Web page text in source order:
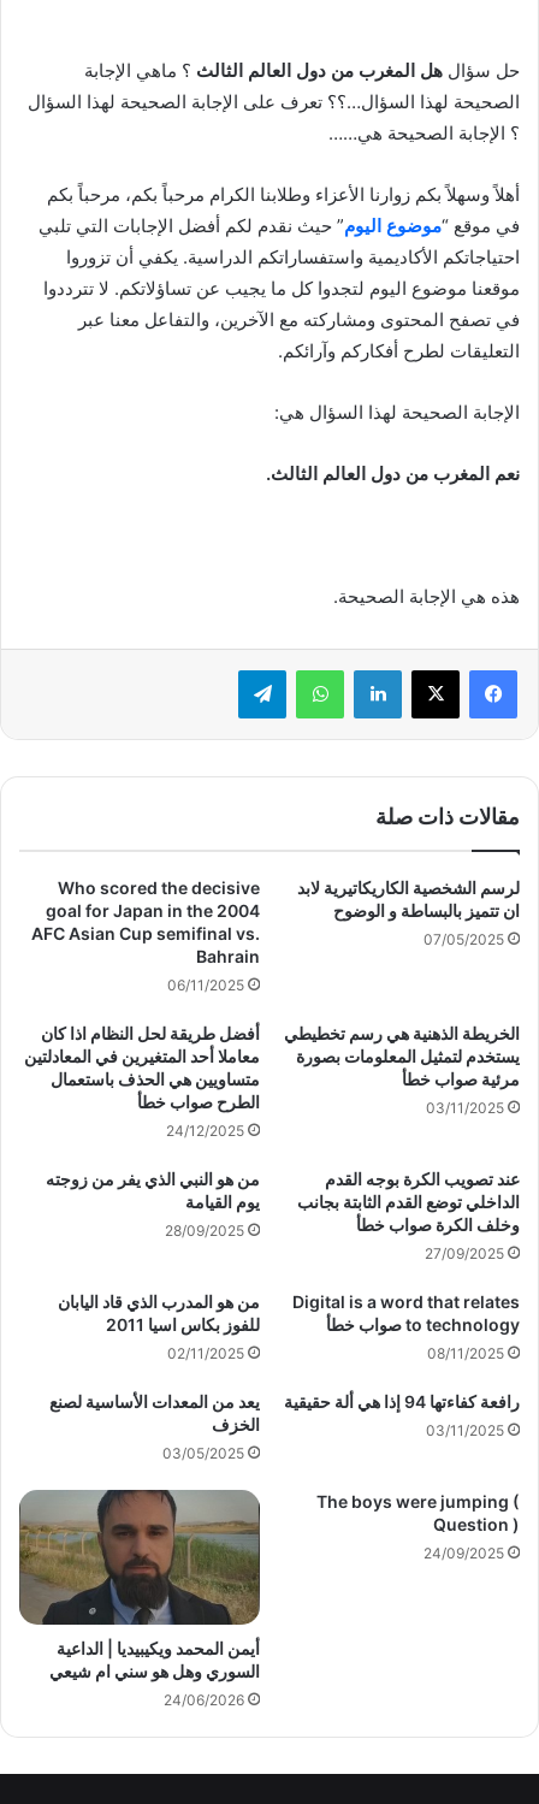
حل سؤال هل المغرب من دول العالم الثالث ؟ ماهي الإجابة
الصحيحة لهذا السؤال…؟؟ تعرف على الإجابة الصحيحة لهذا السؤال
؟ الإجابة الصحيحة هي……
أهلاً وسهلاً بكم زوارنا الأعزاء وطلابنا الكرام مرحباً بكم، مرحباً بكم
في موقع “موضوع اليوم” حيث نقدم لكم أفضل الإجابات التي تلبي
احتياجاتكم الأكاديمية واستفساراتكم الدراسية. يكفي أن تزوروا
موقعنا موضوع اليوم لتجدوا كل ما يجيب عن تساؤلاتكم. لا تترددوا
في تصفح المحتوى ومشاركته مع الآخرين، والتفاعل معنا عبر
التعليقات لطرح أفكاركم وآرائكم.
الإجابة الصحيحة لهذا السؤال هي:
نعم المغرب من دول العالم الثالث.
هذه هي الإجابة الصحيحة.
لينكدإن واتساب تيلقرام
مقالات ذات صلة
لرسم الشخصية الكاريكاتيرية لابد
ان تتميز بالبساطة و الوضوح
07/05/2025
Who scored the decisive
goal for Japan in the 2004
AFC Asian Cup semifinal vs.
Bahrain
06/11/2025
الخريطة الذهنية هي رسم تخطيطي
يستخدم لتمثيل المعلومات بصورة
مرئية صواب خطأ
03/11/2025
أفضل طريقة لحل النظام اذا كان
معاملا أحد المتغيرين في المعادلتين
متساويين هي الحذف باستعمال
الطرح صواب خطأ
24/12/2025
عند تصويب الكرة بوجه القدم
الداخلي توضع القدم الثابتة بجانب
وخلف الكرة صواب خطأ
27/09/2025
من هو النبي الذي يفر من زوجته
يوم القيامة
28/09/2025
Digital is a word that relates
to technology صواب خطأ
08/11/2025
من هو المدرب الذي قاد اليابان
للفوز بكاس اسيا 2011
02/11/2025
رافعة كفاءتها 94 إذا هي ألة حقيقية
03/11/2025
يعد من المعدات الأساسية لصنع
الخزف
03/05/2025
The boys were jumping (
Question )
24/09/2025
أيمن المحمد ويكيبيديا | الداعية
السوري وهل هو سني ام شيعي
24/06/2026